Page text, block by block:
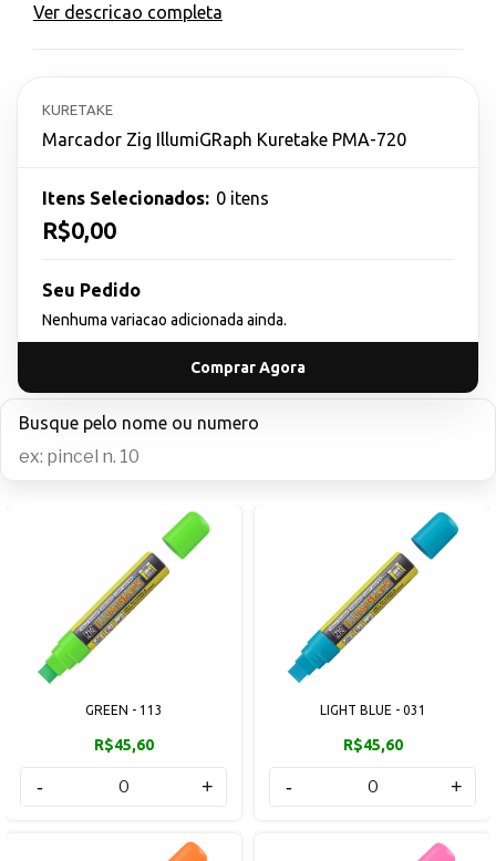
Ver descricao completa
KURETAKE
Marcador Zig IllumiGRaph Kuretake PMA-720
Itens Selecionados: 0 itens
R$0,00
Seu Pedido
Nenhuma variacao adicionada ainda.
Comprar Agora
Busque pelo nome ou numero
GREEN - 113
R$45,60
- +
LIGHT BLUE - 031
R$45,60
- +